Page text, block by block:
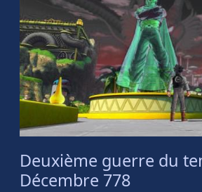
Deuxième guerre du
Décembre 778